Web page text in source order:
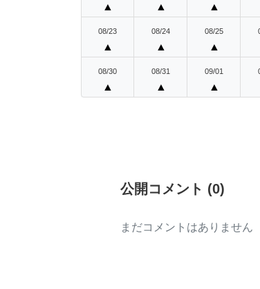
▲ ▲ ▲
08/23
▲
08/24
▲
08/25
▲
08/30
▲
08/31
▲
09/01
▲
公開コメント (0)
まだコメントはありません